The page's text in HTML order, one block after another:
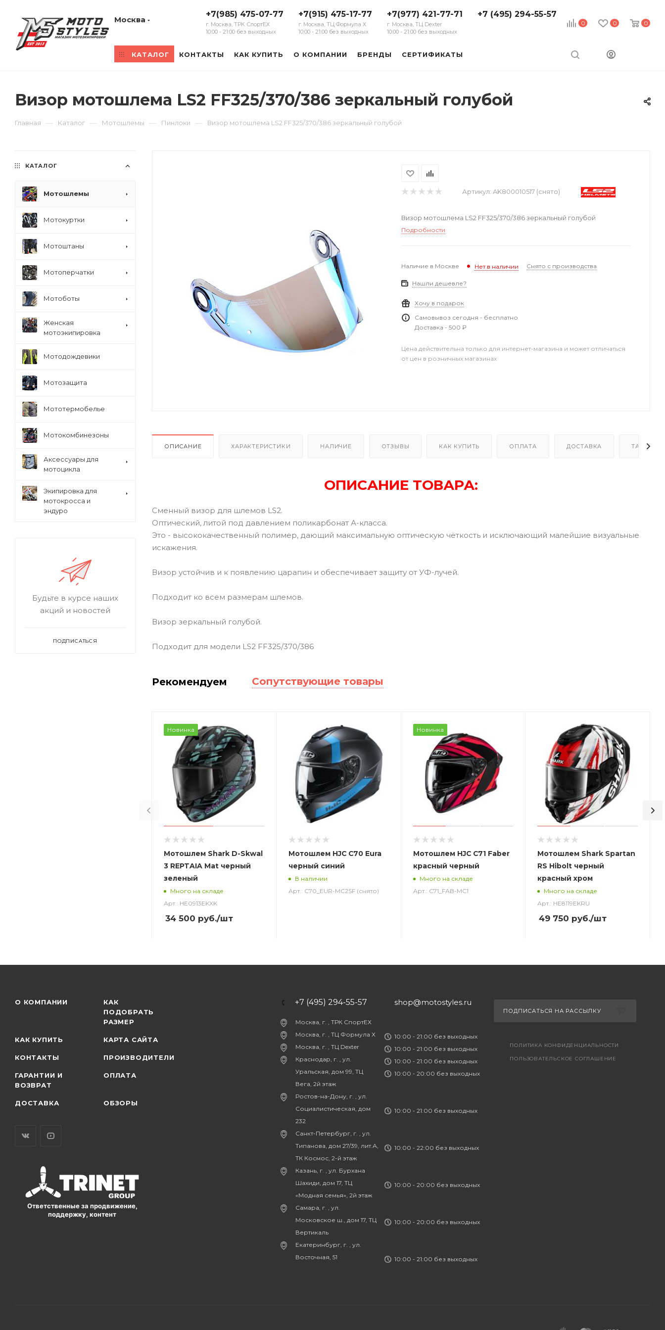
0 0 0
Москва
+7(985) 475-07-77
г. Москва, ТРК СпортЕХ
10:00 - 21:00 без выходных
+7(915) 475-17-77
г. Москва, ТЦ Формула Х
10:00 - 21:00 без выходных
+7(977) 421-77-71
г. Москва, ТЦ Dexter
10:00 - 21:00 без выходных
+7 (495) 294-55-57
КАТАЛОГ КОНТАКТЫ КАК КУПИТЬ О КОМПАНИИ БРЕНДЫ СЕРТИФИКАТЫ
Визор мотошлема LS2 FF325/370/386 зеркальный голубой
Главная — Каталог — Мотошлемы — Пинлоки — Визор мотошлема LS2 FF325/370/386 зеркальный голубой
Артикул: AK800010517 (снято)
Визор мотошлема LS2 FF325/370/386 зеркальный голубой
Подробности
Наличие в Москве Нет в наличии Снято с производства
Нашли дешевле?
Хочу в подарок
Самовывоз сегодня - бесплатно
Доставка - 500 ₽
Цена действительна только для интернет-магазина и может отличаться
от цен в розничных магазинах
ОПИСАНИЕ ХАРАКТЕРИСТИКИ НАЛИЧИЕ ОТЗЫВЫ КАК КУПИТЬ ОПЛАТА ДОСТАВКА ТАБЛИЦА
ОПИСАНИЕ ТОВАРА:
Сменный визор для шлемов LS2.
Оптический, литой под давлением поликарбонат А-класса.
Это - высококачественный полимер, дающий максимальную оптическую чёткость и исключающий малейшие визуальные
искажения.
Визор устойчив и к появлению царапин и обеспечивает защиту от УФ-лучей.
Подходит ко всем размерам шлемов.
Визор зеркальный голубой.
Подходит для модели LS2 FF325/370/386
Рекомендуем Сопутствующие товары
Новинка
Мотошлем Shark D-Skwal
3 REPTAIA Mat черный
зеленый
Много на складе
Арт.: HE0913EKXK
34 500 руб./шт
Мотошлем HJC C70 Eura
черный синий
В наличии
Арт.: C70_EUR-MC2SF (снято)
Новинка
Мотошлем HJC C71 Faber
красный черный
Много на складе
Арт.: C71_FAB-MC1
Мотошлем Shark Spartan
RS Hibolt черный
красный хром
Много на складе
Арт.: HE8119EKRU
49 750 руб./шт
КАТАЛОГ
Мотошлемы
Мотокуртки
Мотоштаны
Мотоперчатки
Мотоботы
Женская
мотоэкипировка
Мотодождевики
Мотозащита
Мототермобелье
Мотокомбинезоны
Аксессуары для
мотоцикла
Экипировка для
мотокросса и
эндуро
Будьте в курсе наших
акций и новостей
ПОДПИСАТЬСЯ
О КОМПАНИИ
КАК
ПОДОБРАТЬ
РАЗМЕР
КАК КУПИТЬ КАРТА САЙТА
КОНТАКТЫ ПРОИЗВОДИТЕЛИ
ГАРАНТИИ И
ВОЗВРАТ
ОПЛАТА
ДОСТАВКА ОБЗОРЫ
Ответственные за продвижение,
поддержку, контент
+7 (495) 294-55-57
Москва, г. , ТРК СпортЕХ
Москва, г. , ТЦ Формула Х
Москва, г. , ТЦ Dexter
Краснодар, г. , ул.
Уральская, дом 99, ТЦ
Вега, 2й этаж
Ростов-на-Дону, г. , ул.
Социалистическая, дом
232
Санкт-Петербург, г. , ул.
Типанова, дом 27/39, лит.А,
ТК Космос, 2-й этаж
Казань, г. , ул. Бурхана
Шахиди, дом 17, ТЦ
«Модная семья», 2й этаж
Самара, г. , ул.
Московское ш., дом 17, ТЦ
Вертикаль
Екатеринбург, г. , ул.
Восточная, 51
shop@motostyles.ru
10:00 - 21:00 без выходных
10:00 - 21:00 без выходных
10:00 - 21:00 без выходных
10:00 - 20:00 без выходных
10:00 - 21:00 без выходных
10:00 - 22:00 без выходных
10:00 - 20:00 без выходных
10:00 - 20:00 без выходных
10:00 - 21:00 без выходных
ПОДПИСАТЬСЯ НА РАССЫЛКУ
ПОЛИТИКА КОНФИДЕНЦИАЛЬНОСТИ
ПОЛЬЗОВАТЕЛЬСКОЕ СОГЛАШЕНИЕ